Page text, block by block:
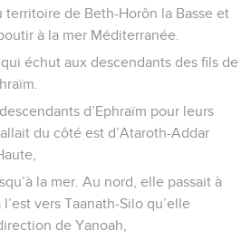
territoire de Beth-Horôn la Basse et
à la mer Méditerranée.
échut aux descendants des fils de
d’Ephraïm pour leurs
du côté est d’Ataroth-Addar
la mer. Au nord, elle passait à
vers Taanath-Silo qu’elle
de Yanoah,